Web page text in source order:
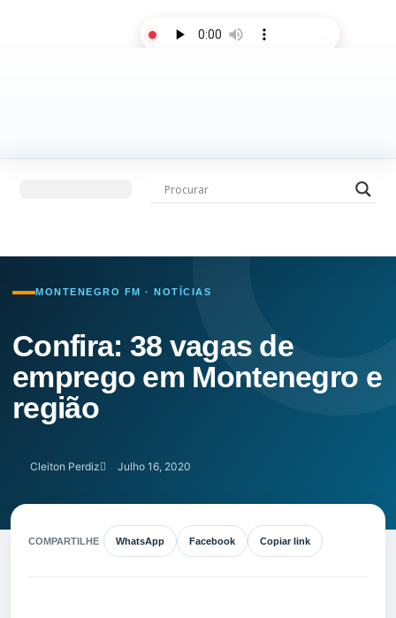
MONTENEGRO FM · NOTÍCIAS
Confira: 38 vagas de
emprego em Montenegro e
região
Cleiton Perdiz Julho 16, 2020
COMPARTILHE WhatsApp Facebook Copiar link